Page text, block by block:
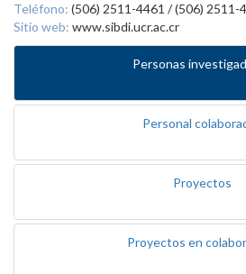
Teléfono: (506) 2511-4461 / (506) 2511-
Sitio web: www.sibdi.ucr.ac.cr
Personas
Personal
Proyectos
Proyectos en